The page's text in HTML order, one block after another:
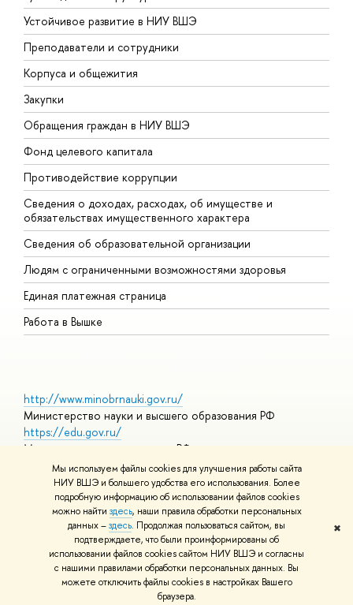
Мы используем файлы cookies для улучшения работы сайта
НИУ ВШЭ и большего удобства его использования. Более
подробную информацию об использовании файлов cookies
можно найти здесь, наши правила обработки персональных
данных –здесь. Продолжая пользоваться сайтом, вы
подтверждаете, что были проинформированы об
использовании файлов cookies сайтом НИУ ВШЭ и согласны
с нашими правилами обработки персональных данных. Вы
можете отключить файлы cookies в настройках Вашего
браузера.
✖
Устойчивое развитие в НИУ ВШЭ
Преподаватели и сотрудники
Корпуса и общежития
Закупки
Обращения граждан в НИУ ВШЭ
Фонд целевого капитала
Противодействие коррупции
Сведения о доходах, расходах, об имуществе и
обязательствах имущественного характера
Сведения об образовательной организации
Людям с ограниченными возможностями здоровья
Единая платежная страница
Работа в Вышке
http://www.minobrnauki.gov.ru/
Министерство науки и высшего образования РФ
https://edu.gov.ru/
Министерство просвещения РФ
https://elearning.hse.ru/mooc
Массовые открытые онлайн-курсы
© НИУ ВШЭ 1993–2026 Адреса и контактыУсловия
использования материалов Политика конфиденциальности
Шрифты HSE Sans и HSE Slab разработаны вШколе дизайна НИУ